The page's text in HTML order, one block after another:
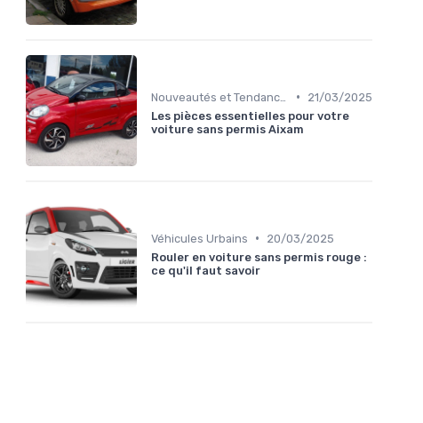
•
21/03/2025
Les pièces essentielles pour votre
voiture sans permis Aixam
Véhicules Urbains •
20/03/2025
Rouler en voiture sans permis rouge :
ce qu'il faut savoir